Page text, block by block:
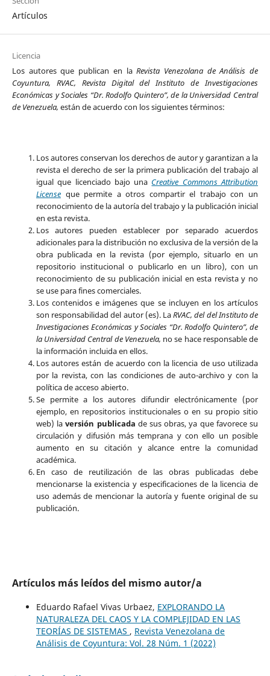
Artículos
Licencia
Los autores que publican en laRevista Venezolana de Análisis de
Coyuntura, RVAC, Revista Digital del Instituto de Investigaciones
Económicas y Sociales “Dr. Rodolfo Quintero”, de la Universidad Central
de Venezuela, están de acuerdo con los siguientes términos:
Los autores conservan los derechos de autor y garantizan a la
revista el derecho de ser la primera publicación del trabajo al
igual que licenciado bajo una Creative Commons Attribution
Licenseque permite a otros compartir el trabajo con un
reconocimiento de la autoría del trabajo y la publicación inicial
en esta revista.
Los autores pueden establecer por separado acuerdos
adicionales para la distribución no exclusiva de la versión de la
obra publicada en la revista (por ejemplo, situarlo en un
repositorio institucional o publicarlo en un libro), con un
reconocimiento de su publicación inicial en esta revista y no
se use para fines comerciales.
Los contenidos e imágenes que se incluyen en los artículos
son responsabilidad del autor (es). LaRVAC, del del Instituto de
Investigaciones Económicas y Sociales “Dr. Rodolfo Quintero”, de
la Universidad Central de Venezuela, no se hace responsable de
la información incluida en ellos.
Los autores están de acuerdo con la licencia de uso utilizada
por la revista, con las condiciones de auto-archivo y con la
política de acceso abierto.
Se permite a los autores difundir electrónicamente (por
ejemplo, en repositorios institucionales o en su propio sitio
web) laversión publicada de sus obras, ya que favorece su
circulación y difusión más temprana y con ello un posible
aumento en su citación y alcance entre la comunidad
académica.
En caso de reutilización de las obras publicadas debe
mencionarse la existencia y especificaciones de la licencia de
uso además de mencionar la autoría y fuente original de su
publicación.
Artículos más leídos del mismo autor/a
Eduardo Rafael Vivas Urbaez, EXPLORANDO LA
NATURALEZA DEL CAOS Y LA COMPLEJIDAD EN LAS
TEORÍAS DE SISTEMAS , Revista Venezolana de
Análisis de Coyuntura: Vol. 28 Núm. 1 (2022)